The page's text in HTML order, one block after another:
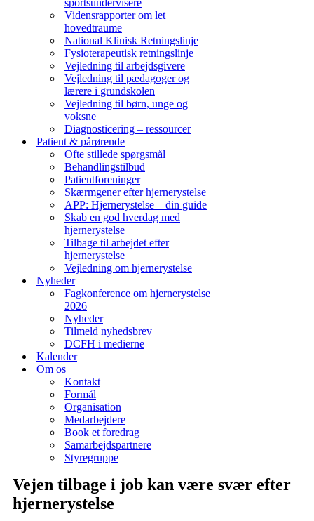
sportsundervisere
Vidensrapporter om let
hovedtraume
National Klinisk Retningslinje
Fysioterapeutisk retningslinje
Vejledning til arbejdsgivere
Vejledning til pædagoger og
lærere i grundskolen
Vejledning til børn, unge og
voksne
Diagnosticering – ressourcer
Patient & pårørende
Ofte stillede spørgsmål
Behandlingstilbud
Patientforeninger
Skærmgener efter hjernerystelse
APP: Hjernerystelse – din guide
Skab en god hverdag med
hjernerystelse
Tilbage til arbejdet efter
hjernerystelse
Vejledning om hjernerystelse
Nyheder
Fagkonference om hjernerystelse
2026
Nyheder
Tilmeld nyhedsbrev
DCFH i medierne
Kalender
Om os
Kontakt
Formål
Organisation
Medarbejdere
Book et foredrag
Samarbejdspartnere
Styregruppe
Vejen tilbage i job kan være svær efter
hjernerystelse